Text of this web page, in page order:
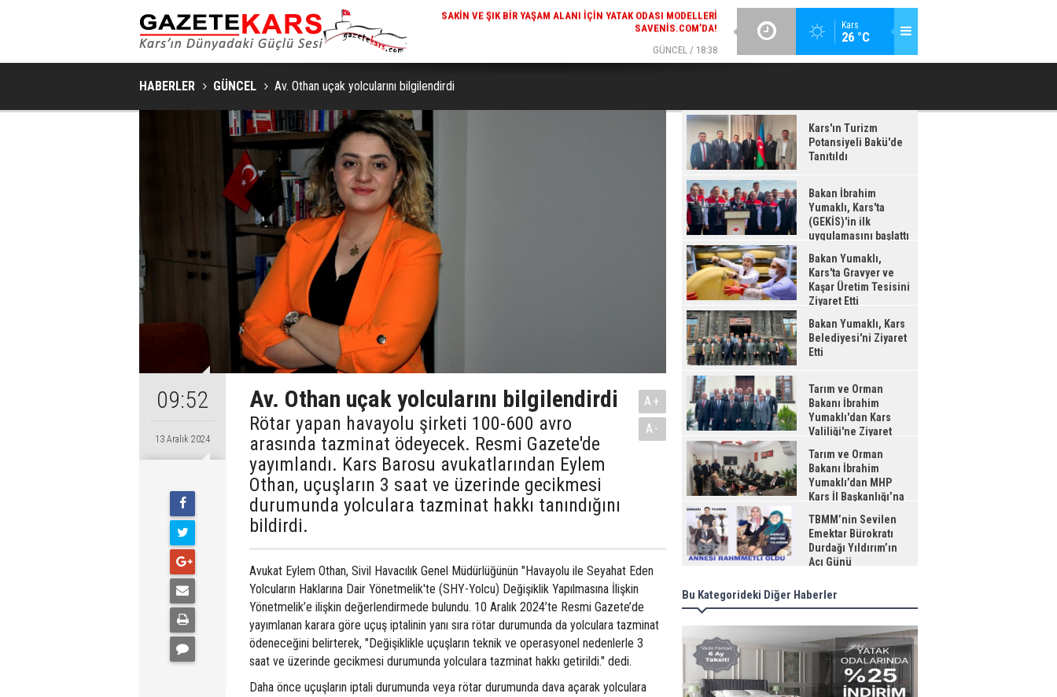
Kars
26 °C
GÜNCEL / 18:38
BAKAN İBRAHIM YUMAKLI, KARS'TA (GEKİS)'IN ILK
HABERLER GÜNCEL Av. Othan uçak yolcularını bilgilendirdi
09:52
13 Aralık 2024
Av. Othan uçak yolcularını bilgilendirdi
Rötar yapan havayolu şirketi 100-600 avro
arasında tazminat ödeyecek. Resmi Gazete'de
yayımlandı. Kars Barosu avukatlarından Eylem
Othan, uçuşların 3 saat ve üzerinde gecikmesi
durumunda yolculara tazminat hakkı tanındığını
bildirdi.
A+
A-
Avukat Eylem Othan, Sivil Havacılık Genel Müdürlüğünün "Havayolu ile Seyahat Eden
Yolcuların Haklarına Dair Yönetmelik'te (SHY-Yolcu) Değişiklik Yapılmasına İlişkin
Yönetmelik’e ilişkin değerlendirmede bulundu. 10 Aralık 2024’te Resmi Gazete’de
yayımlanan karara göre uçuş iptalinin yanı sıra rötar durumunda da yolculara tazminat
ödeneceğini belirterek, "Değişiklikle uçuşların teknik ve operasyonel nedenlerle 3
saat ve üzerinde gecikmesi durumunda yolculara tazminat hakkı getirildi." dedi.
Daha önce uçuşların iptali durumunda veya rötar durumunda dava açarak yolculara
Kars'ın Turizm
Potansiyeli Bakü'de
Tanıtıldı
Bakan İbrahim
Yumaklı, Kars'ta
(GEKİS)'in ilk
uygulamasını başlattı
Bakan Yumaklı,
Kars'ta Gravyer ve
Kaşar Üretim Tesisini
Ziyaret Etti
Bakan Yumaklı, Kars
Belediyesi'ni Ziyaret
Etti
Tarım ve Orman
Bakanı İbrahim
Yumaklı'dan Kars
Valiliği'ne Ziyaret
Tarım ve Orman
Bakanı İbrahim
Yumaklı’dan MHP
Kars İl Başkanlığı’na
Ziyaret
TBMM’nin Sevilen
Emektar Bürokratı
Durdağı Yıldırım’ın
Acı Günü
Bu Kategorideki Diğer Haberler